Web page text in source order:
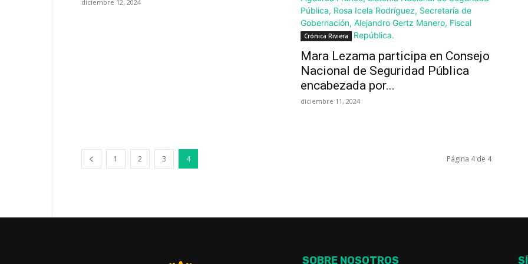
diciembre 12, 2024
Crónica Riviera
Mara Lezama participa en Consejo
Nacional de Seguridad Pública
encabezada por...
diciembre 11, 2024
1 2 3 4 Página 4 de 4
SOBRE NOSOTROS